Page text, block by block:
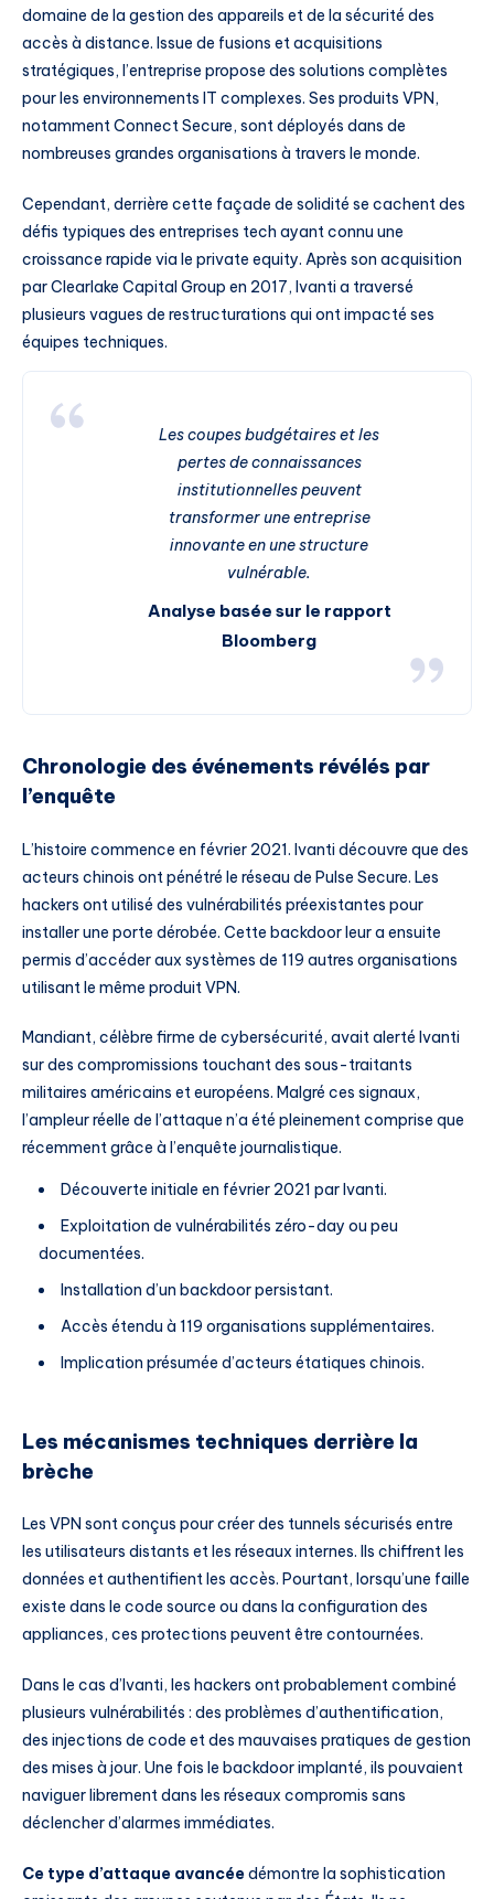
domaine de la gestion des appareils et de la sécurité des
accès à distance. Issue de fusions et acquisitions
stratégiques, l’entreprise propose des solutions complètes
pour les environnements IT complexes. Ses produits VPN,
notamment Connect Secure, sont déployés dans de
nombreuses grandes organisations à travers le monde.
Cependant, derrière cette façade de solidité se cachent des
défis typiques des entreprises tech ayant connu une
croissance rapide via le private equity. Après son acquisition
par Clearlake Capital Group en 2017, Ivanti a traversé
plusieurs vagues de restructurations qui ont impacté ses
équipes techniques.
Les coupes budgétaires et les
pertes de connaissances
institutionnelles peuvent
transformer une entreprise
innovante en une structure
vulnérable.
Analyse basée sur le rapport
Bloomberg
Chronologie des événements révélés par
l’enquête
L’histoire commence en février 2021. Ivanti découvre que des
acteurs chinois ont pénétré le réseau de Pulse Secure. Les
hackers ont utilisé des vulnérabilités préexistantes pour
installer une porte dérobée. Cette backdoor leur a ensuite
permis d’accéder aux systèmes de 119 autres organisations
utilisant le même produit VPN.
Mandiant, célèbre firme de cybersécurité, avait alerté Ivanti
sur des compromissions touchant des sous-traitants
militaires américains et européens. Malgré ces signaux,
l’ampleur réelle de l’attaque n’a été pleinement comprise que
récemment grâce à l’enquête journalistique.
Découverte initiale en février 2021 par Ivanti.
Exploitation de vulnérabilités zéro-day ou peu
documentées.
Installation d’un backdoor persistant.
Accès étendu à 119 organisations supplémentaires.
Implication présumée d’acteurs étatiques chinois.
Les mécanismes techniques derrière la
brèche
Les VPN sont conçus pour créer des tunnels sécurisés entre
les utilisateurs distants et les réseaux internes. Ils chiffrent les
données et authentifient les accès. Pourtant, lorsqu’une faille
existe dans le code source ou dans la configuration des
appliances, ces protections peuvent être contournées.
Dans le cas d’Ivanti, les hackers ont probablement combiné
plusieurs vulnérabilités : des problèmes d’authentification,
des injections de code et des mauvaises pratiques de gestion
des mises à jour. Une fois le backdoor implanté, ils pouvaient
naviguer librement dans les réseaux compromis sans
déclencher d’alarmes immédiates.
Ce type d’attaque avancéedémontre la sophistication